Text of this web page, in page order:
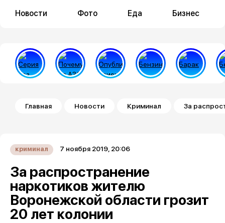
Новости Фото Еда Бизнес
Строка навигации
Главная Новости Криминал За
криминал 7 ноября 2019, 20:06
За распространение
наркотиков жителю
Воронежской области грозит
20 лет колонии